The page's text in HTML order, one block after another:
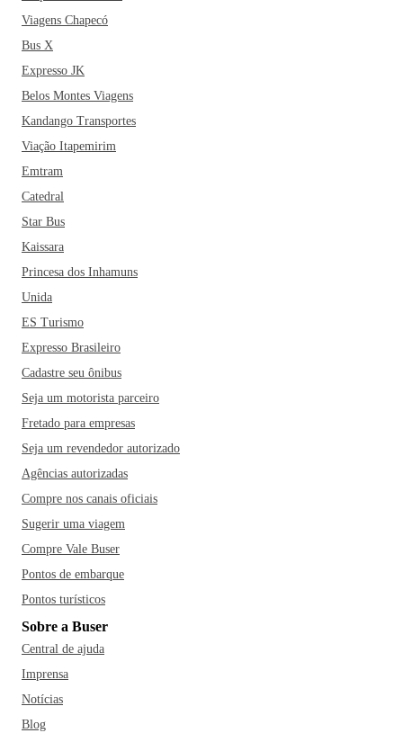
‌cidade‌ ‌mais‌ ‌sustentável ambientalmente‌ ‌da‌ ‌América‌ ‌Latina‌.
Além de ser ‌cercada‌ ‌por‌ ‌tanto‌ ‌verde,‌ ‌Curitiba‌ também‌ é ‌a‌
na mala para curtir esse friozinho!
‌sua‌ ‌viagem‌ ‌para‌ ‌Curitiba,‌ ‌mas‌ ‌está‌ ‌preocupado‌ ‌em‌ ‌não‌ ‌ter‌
‌tempo‌ ‌de‌ ‌visitar‌ ‌tudo,‌ ‌fique‌ ‌tranquilo!‌ ‌Curitiba‌ ‌não‌ ‌fecha.‌
‌Pelo menos não na‌ ‌Rua‌ ‌24‌ ‌Horas,‌ ‌um‌ ‌espaço‌ ‌cheinho‌ ‌de‌
‌estabelecimentos‌ ‌de‌ ‌serviços,‌ ‌lojas‌ ‌e‌ ‌restaurantes‌ ‌que‌
da cidade, com arquitetura ‌inspirada no estilo ‌francês.‌ ‌O‌
‌Parque‌ ‌Barigui,‌ o Centro Histórico, o Bosque Alemão, ‌o‌
‌Parque‌ ‌Tanguá‌ ‌e‌ ‌o‌ ‌Museu‌ ‌Oscar‌ ‌Niemeyer também‌ ‌são
pontos obrigatórios ‌no‌ ‌seu‌ ‌roteiro. Vale a pena tirar um dia
para fazer o famoso passeio de trem pela Serra do Mar, que
em gastronomia italiana com diversos restaurantes, cantinas
e vinícolas - destaque para o restaurante Madalosso -, dar
um pulo no Mercado Municipal e se deliciar com os quitutes
regionais, como o pinhão com carne seca ou aproveitar as
vilas gastronômicas e experimentar pratos típicos como os
Viagens Chapecó
Bus X
Expresso JK
Belos Montes Viagens
Kandango Transportes
Viação Itapemirim
Emtram
Catedral
Star Bus
Kaissara
Princesa dos Inhamuns
Unida
ES Turismo
Expresso Brasileiro
Cadastre seu ônibus
Seja um motorista parceiro
Fretado para empresas
Seja um revendedor autorizado
Agências autorizadas
Compre nos canais oficiais
Sugerir uma viagem
Compre Vale Buser
Pontos de embarque
Pontos turísticos
Sobre a Buser
Central de ajuda
Imprensa
Notícias
Blog